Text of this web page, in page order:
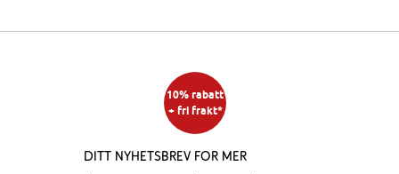
10% rabatt
+ fri frakt*
Ditt nyhetsbrev for mer